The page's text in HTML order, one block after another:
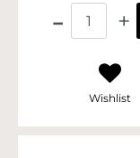
Wishlist